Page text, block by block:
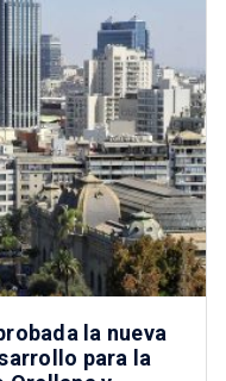
la nueva
para la